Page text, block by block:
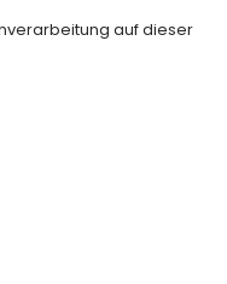
auf dieser